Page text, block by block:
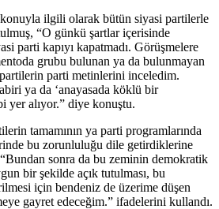
konuyla ilgili olarak bütün siyasi partilerle
“O günkü şartlar içerisinde
parti kapıyı kapatmadı. Görüşmelere
grubu bulunan ya da bulunmayan
parti metinlerini inceledim.
ya da ‘anayasada köklü bir
yer alıyor.” diye konuştu.
tamamının ya parti programlarında
bu zorunluluğu dile getirdiklerine
sonra da bu zeminin demokratik
bir şekilde açık tutulması, bu
için bendeniz de üzerime düşen
gayret edeceğim.” ifadelerini kullandı.